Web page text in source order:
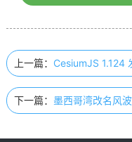
上一篇： CesiumJS 1.124
下一篇： 墨西哥湾改名风